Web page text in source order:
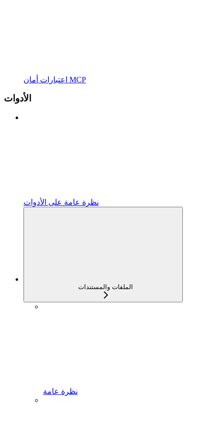
اعتبارات أمان MCP
الأدوات
نظرة عامة على الأدوات
الملفات والمستندات
نظرة عامة